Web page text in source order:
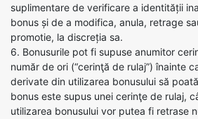
suplimentare de verificare a identității
bonus și de a modifica, anula, retrage
promotie, la discreția sa.
6. Bonusurile pot fi supuse anumitor
număr de ori (“cerinţă de rulaj”) înainte
derivate din utilizarea bonusului să
bonus este supus unei cerinţe de rulaj,
utilizarea bonusului vor putea fi retrase